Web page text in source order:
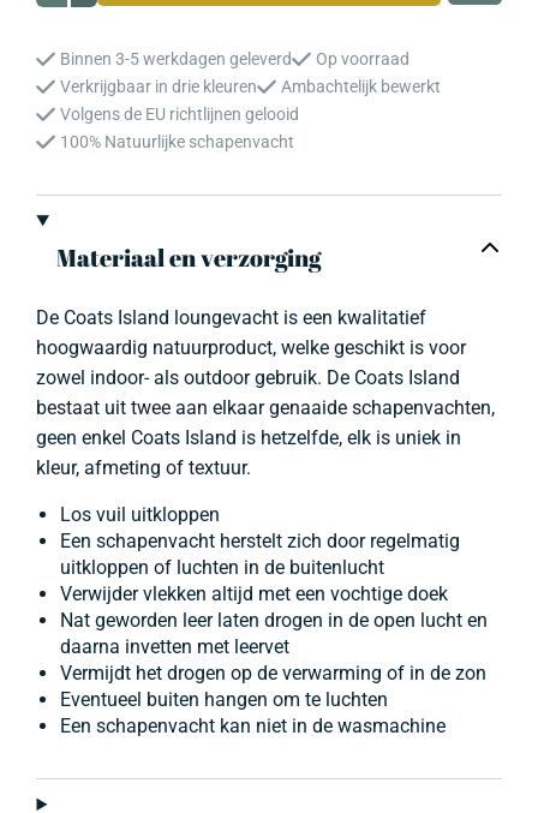
XL
schapenvacht
aantal
Binnen 3-5 werkdagen geleverd
Op voorraad
Verkrijgbaar in drie kleuren
Ambachtelijk bewerkt
Volgens de EU richtlijnen gelooid
100% Natuurlijke schapenvacht
Materiaal en verzorging
De Coats Island loungevacht is een kwalitatief
hoogwaardig natuurproduct, welke geschikt is voor
zowel indoor- als outdoor gebruik. De Coats Island
bestaat uit twee aan elkaar genaaide schapenvachten,
geen enkel Coats Island is hetzelfde, elk is uniek in
kleur, afmeting of textuur.
Los vuil uitkloppen
Een schapenvacht herstelt zich door regelmatig
uitkloppen of luchten in de buitenlucht
Verwijder vlekken altijd met een vochtige doek
Nat geworden leer laten drogen in de open lucht en
daarna invetten met leervet
Vermijdt het drogen op de verwarming of in de zon
Eventueel buiten hangen om te luchten
Een schapenvacht kan niet in de wasmachine